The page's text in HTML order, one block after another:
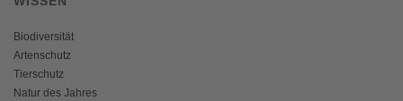
Biodiversität
Artenschutz
Tierschutz
Natur des Jahres